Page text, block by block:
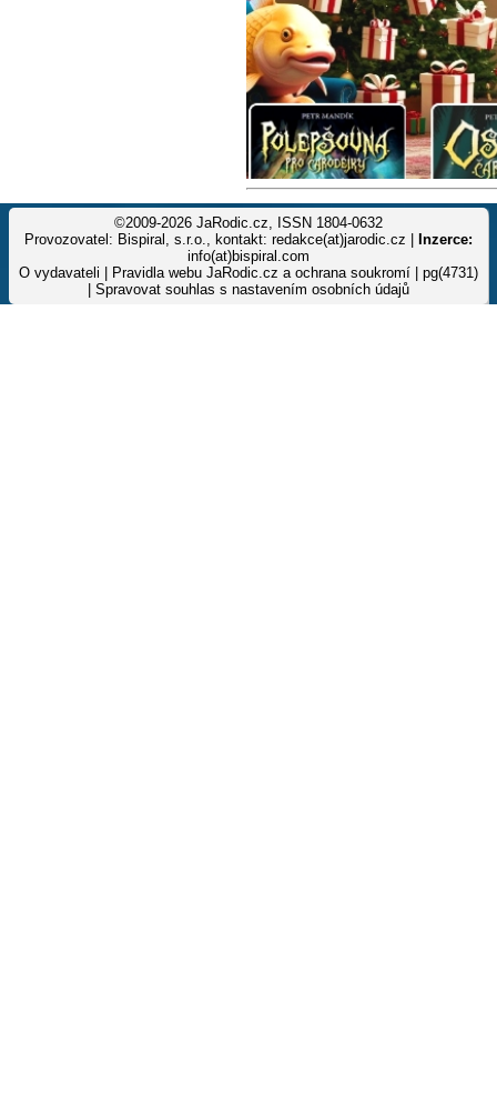
©2009-2026 JaRodic.cz, ISSN 1804-0632
Provozovatel: Bispiral, s.r.o., kontakt: redakce(at)jarodic.cz |
Inzerce:
info(at)bispiral.com
O vydavateli
Pravidla webu JaRodic.cz a ochrana soukromí | pg(4731)
Spravovat souhlas s nastavením osobních údajů